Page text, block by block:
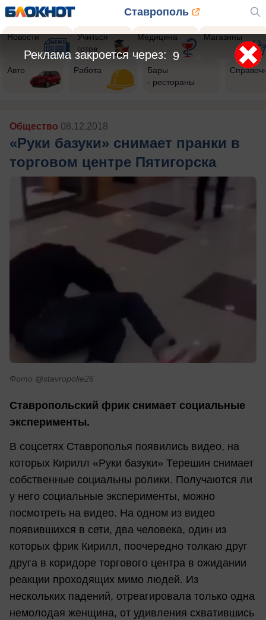
Ставрополь
Новости
Учиться
готов
Медицина Магазины
Авто Работа
Бары
- рестораны
Общество 08.12.2018
«Руки базуки» снимает пранки в
торговом центре Пятигорска
Фото @stavropolie26
Ставропольский фрик снимает социальные
эксперименты.
В соцсетях Ставрополья появились видео, на
которых Кирилл «Руки базуки» Терешин снимает
собственные социальны ролики. Получаются ли
у него социальные эксперименты, можно
посмотреть на видео. На одном из видео
появившихся в сети, два человека, один из
которых фрик Кирилл, поочередно толкаю друг
друга в коридоре торгового центра в ожидании
реакции проходящих мимо людей. Из
нескольких падений, отреагировала только одна
немолодая женщина, от удивления схватившись
7
Реклама закроется через: